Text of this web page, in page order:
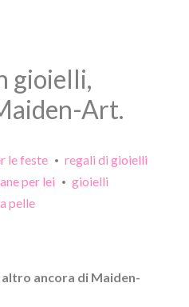
gioielli,
Art.
le feste • regali di gioielli
per lei •
gioielli
pelle
ancora di Maiden-